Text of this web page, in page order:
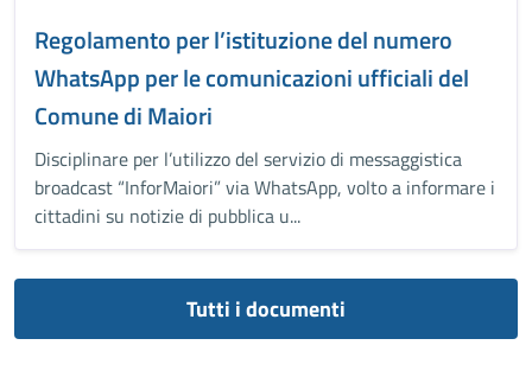
Regolamento per l’istituzione del numero
WhatsApp per le comunicazioni ufficiali del
Comune di Maiori
Disciplinare per l’utilizzo del servizio di messaggistica
broadcast “InforMaiori” via WhatsApp, volto a informare i
cittadini su notizie di pubblica u...
Tutti i documenti